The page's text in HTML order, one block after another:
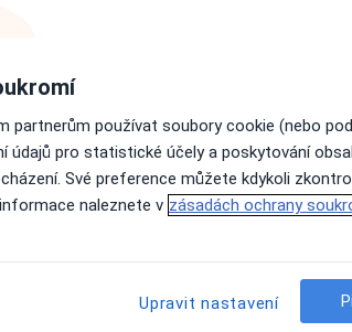
Dnes
6 Srpen
Zítra
7 Srpen
So
8 Srpen
Ne
9 Srpen
Online rezervace termínu není k
Zobrazit profil
partnerům používat soubory cookie (nebo
údajů pro statistické účely a poskytování
Své preference můžete kdykoli
naleznete v zásadách ochrany
Upravit nastavení